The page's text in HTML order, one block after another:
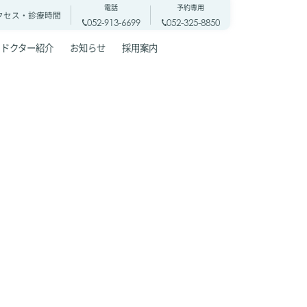
セス・診療時間
電話
052-913-6699
予約専用
052-325-8850
ドクター紹介 お知らせ 採用案内